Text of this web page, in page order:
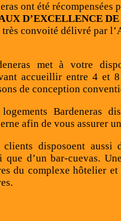
ont été récompensées
D’EXCELLENCE DE
convoité délivré par
met à votre
accueillir entre 4 et
de conception
Bardeneras
afin de vous assurer
clients disposoent aussi
que d’un bar-cuevas.
du complexe hôtelier